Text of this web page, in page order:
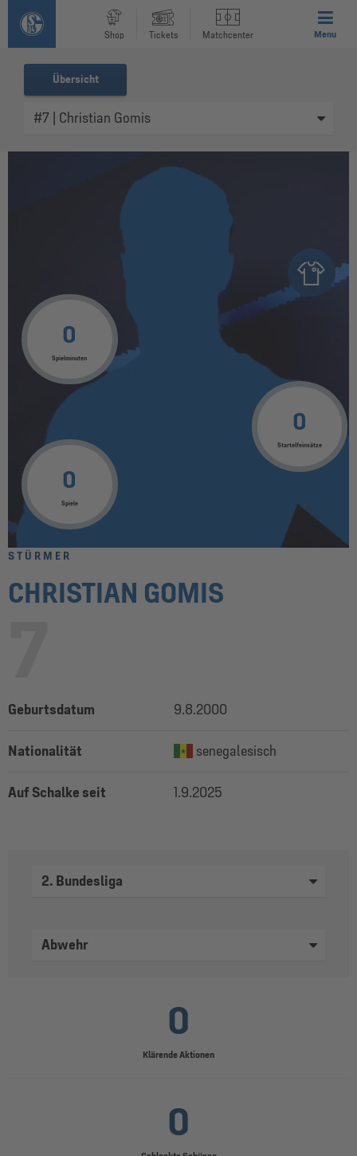
Shop Tickets Matchcenter Menu
Übersicht
0
Spielminuten
0
Spiele
0
Startelfeinsätze
STÜRMER
CHRISTIAN GOMIS
Geburtsdatum 9.8.2000
Nationalität senegalesisch
Auf Schalke seit 1.9.2025
2. Bundesliga
Abwehr
Klärende Aktionen
0
0